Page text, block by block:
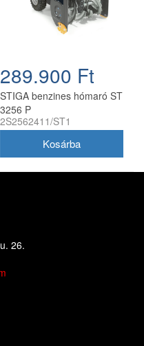
289.900 Ft
STIGA benzines hómaró ST
3256 P
2S2562411/ST1
26.